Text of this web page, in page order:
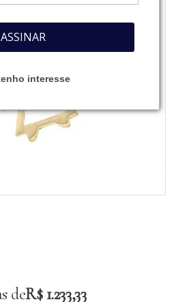
ASSINAR
interesse
deR$ 1.233,33